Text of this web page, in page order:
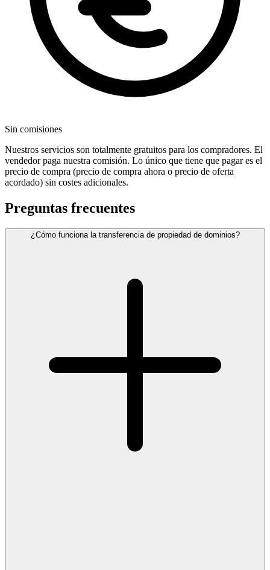
Sin comisiones
Nuestros servicios son totalmente gratuitos para los compradores. El
vendedor paga nuestra comisión. Lo único que tiene que pagar es el
precio de compra (precio de compra ahora o precio de oferta
acordado) sin costes adicionales.
Preguntas frecuentes
¿Cómo funciona la transferencia de propiedad de dominios?